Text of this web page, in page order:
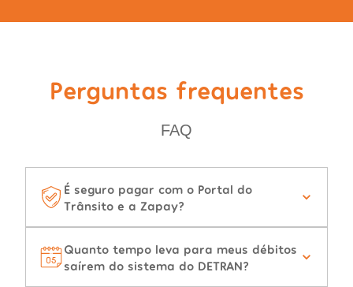
Perguntas frequentes
FAQ
É seguro pagar com o Portal do
Trânsito e a Zapay?
Quanto tempo leva para meus débitos
saírem do sistema do DETRAN?